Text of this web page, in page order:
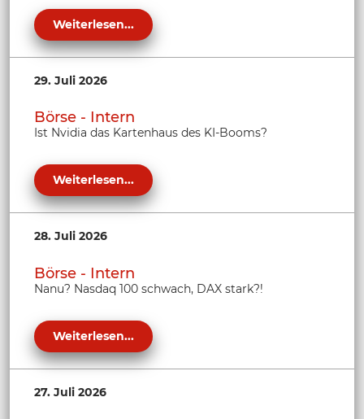
Weiterlesen...
29. Juli 2026
Börse - Intern
Ist Nvidia das Kartenhaus des KI-Booms?
Weiterlesen...
28. Juli 2026
Börse - Intern
Nanu? Nasdaq 100 schwach, DAX stark?!
Weiterlesen...
27. Juli 2026